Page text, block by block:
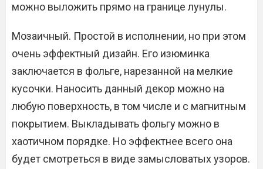
можно выложить прямо на границе лунулы.
Мозаичный. Простой в исполнении, но при этом
очень эффектный дизайн. Его изюминка
заключается в фольге, нарезанной на мелкие
кусочки. Наносить данный декор можно на
любую поверхность, в том числе и с магнитным
покрытием. Выкладывать фольгу можно в
хаотичном порядке. Но эффектнее всего она
будет смотреться в виде замысловатых узоров.